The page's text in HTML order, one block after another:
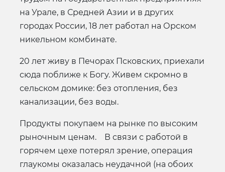
на Урале, в Средней Азии и в других
городах России, 18 лет работал на Орском
никельном комбинате.
20 лет живу в Печорах Псковских, приехали
сюда поближе к Богу. Живем скромно в
сельском домике: без отопления, без
канализации, без воды.
Продукты покупаем на рынке по высоким
рыночным ценам. В связи с работой в
горячем цехе потерял зрение, операция
глаукомы оказалась неудачной (на обоих